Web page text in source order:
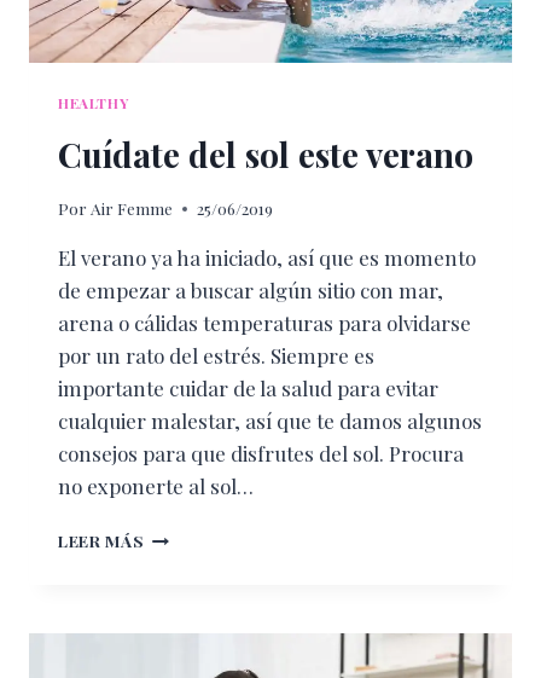
HEALTHY
Cuídate del sol este verano
Por Air Femme 25/06/2019
El verano ya ha iniciado, así que es momento
de empezar a buscar algún sitio con mar,
arena o cálidas temperaturas para olvidarse
por un rato del estrés. Siempre es
importante cuidar de la salud para evitar
cualquier malestar, así que te damos algunos
consejos para que disfrutes del sol. Procura
no exponerte al sol…
LEER MÁS CUÍDATE
VERANO